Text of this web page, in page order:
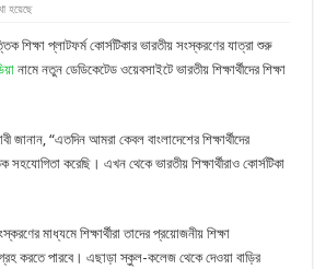
হয়েছে
শিক্ষা প্লাটফর্ম কোর্সটিকার ভারতীয় সংস্করণের যাত্রা শুরু
নামে নতুন ডেডিকেটেড ওয়েবসাইটে ভারতীয় শিক্ষার্থীদের শিক্ষা
জানান, “এতদিন আমরা কেবল বাংলাদেশের শিক্ষার্থীদের
করেছি। এখন থেকে ভারতীয় শিক্ষার্থীরাও কোর্সটিকা
মাধ্যমে শিক্ষার্থীরা তাদের প্রয়োজনীয় শিক্ষা
করতে পারবে। এছাড়া স্কুল-কলেজ থেকে দেওয়া বাড়ির